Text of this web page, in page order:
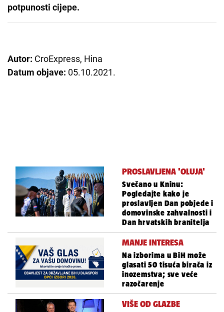
potpunosti cijepe.
Autor: CroExpress, Hina
Datum objave: 05.10.2021.
PROSLAVLJENA 'OLUJA'
Svečano u Kninu:
Pogledajte kako je
proslavljen Dan pobjede i
domovinske zahvalnosti i
Dan hrvatskih branitelja
MANJE INTERESA
Na izborima u BiH može
glasati 50 tisuća birača iz
inozemstva; sve veće
razočarenje
VIŠE OD GLAZBE